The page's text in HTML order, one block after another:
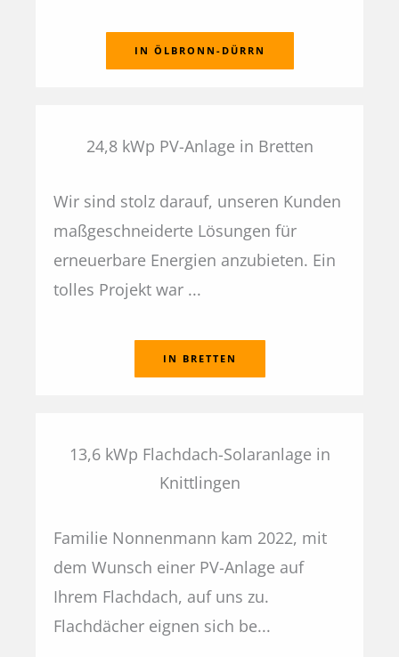
IN ÖLBRONN-DÜRRN
24,8 kWp PV-Anlage in Bretten
Wir sind stolz darauf, unseren Kunden
maßgeschneiderte Lösungen für
erneuerbare Energien anzubieten. Ein
tolles Projekt war ...
IN BRETTEN
13,6 kWp Flachdach-Solaranlage in
Knittlingen
Familie Nonnenmann kam 2022, mit
dem Wunsch einer PV-Anlage auf
Ihrem Flachdach, auf uns zu.
Flachdächer eignen sich be...